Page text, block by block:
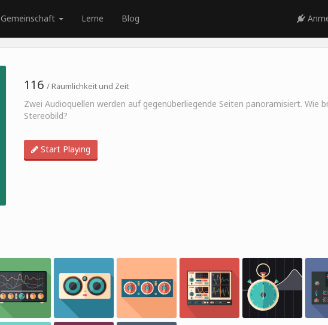
Gemeinschaft Lerne Blog
116 / Räumlichkeit und Zeit
Zwei Audioquellen werden auf gegenüberliegende Seiten panoramisiert. Wie
Stereobild?
Start Playing